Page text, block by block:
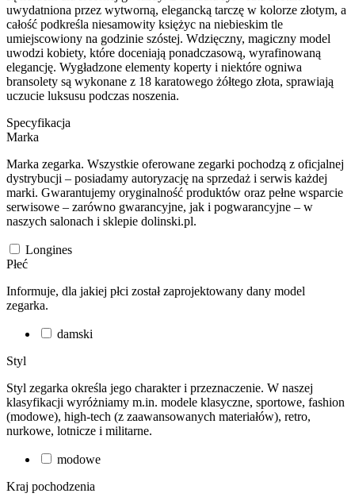
uwydatniona przez wytworną, elegancką tarczę w kolorze złotym, a
całość podkreśla niesamowity księżyc na niebieskim tle
umiejscowiony na godzinie szóstej. Wdzięczny, magiczny model
uwodzi kobiety, które doceniają ponadczasową, wyrafinowaną
elegancję. Wygładzone elementy koperty i niektóre ogniwa
bransolety są wykonane z 18 karatowego żółtego złota, sprawiają
uczucie luksusu podczas noszenia.
Specyfikacja
Marka
Marka zegarka. Wszystkie oferowane zegarki pochodzą z oficjalnej
dystrybucji – posiadamy autoryzację na sprzedaż i serwis każdej
marki. Gwarantujemy oryginalność produktów oraz pełne wsparcie
serwisowe – zarówno gwarancyjne, jak i pogwarancyjne – w
naszych salonach i sklepie dolinski.pl.
Longines
Płeć
Informuje, dla jakiej płci został zaprojektowany dany model
zegarka.
damski
Styl
Styl zegarka określa jego charakter i przeznaczenie. W naszej
klasyfikacji wyróżniamy m.in. modele klasyczne, sportowe, fashion
(modowe), high-tech (z zaawansowanych materiałów), retro,
nurkowe, lotnicze i militarne.
modowe
Kraj pochodzenia